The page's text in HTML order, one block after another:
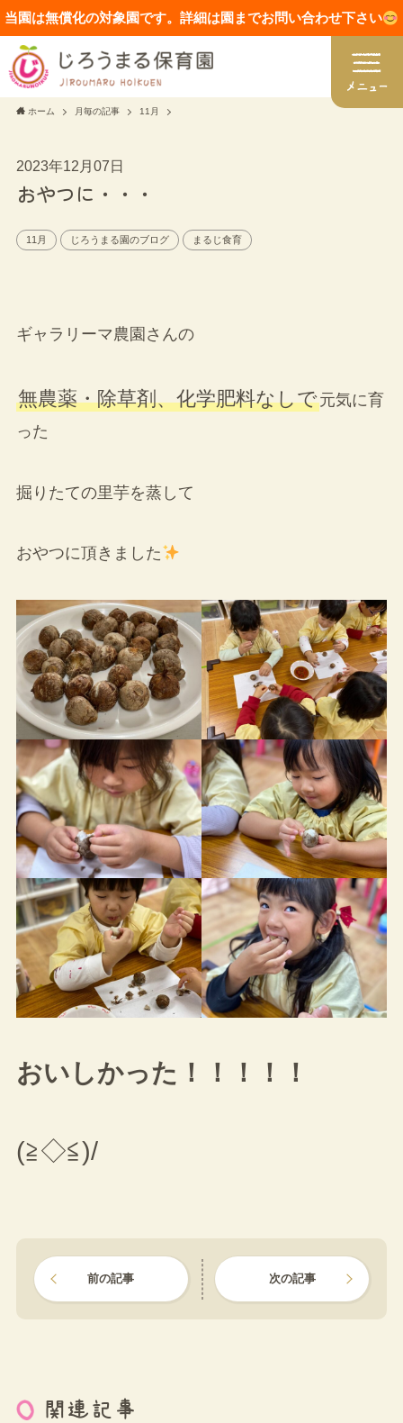
当園は無償化の対象園です。詳細は園までお問い合わせ下さい
ホーム 月毎の記事 11月
2023年12月07日
おやつに・・・
11月 じろうまる園のブログ まるじ食育
ギャラリーマ農園さんの
無農薬・除草剤、化学肥料なしで元気に育
った
掘りたての里芋を蒸して
おやつに頂きました
おいしかった！！！！！
(≧◇≦)/
前の記事 次の記事
関連記事